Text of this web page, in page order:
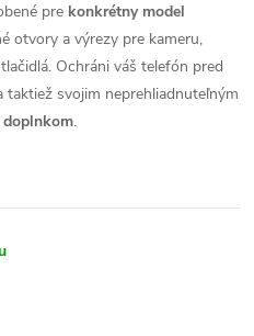
pre konkrétny model
otvory a výrezy pre kameru,
Ochráni váš telefón pred
taktiež svojim neprehliadnuteľným
.